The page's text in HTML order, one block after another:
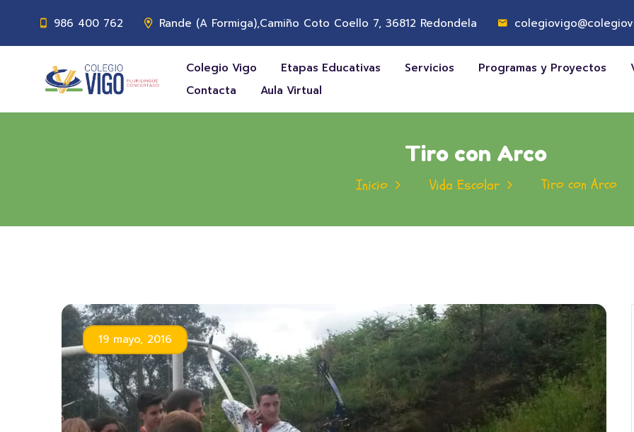
986 400 762 Rande (A Formiga),Camiño Coto Coello 7, 36812 Redondela
Colegio Vigo Etapas Educativas Servicios Programas y Proyectos
Contacta
Aula Virtual
Tiro con Arco
Inicio Vida Escolar Tiro con Arco
19 mayo, 2016